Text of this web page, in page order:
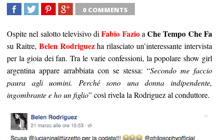
0 COMMENTS
Ospite nel salotto televisivo diFabio FazioaChe Tempo Che Fa
su Raitre, Belen Rodriguez ha rilasciato un’interessante intervista
per la gioia dei fan. Tra le varie confessioni, la popolare show girl
argentina appare arrabbiata con se stessa: “Secondo me faccio
paura agli uomini. Perché sono una donna indipendente,
ingombrante e ho un figlio” così rivela la Rodriguez al conduttore.